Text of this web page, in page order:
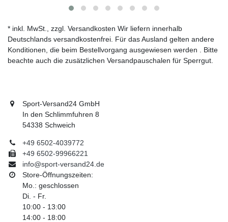
* inkl. MwSt., zzgl. Versandkosten Wir liefern innerhalb
Deutschlands versandkostenfrei. Für das Ausland gelten andere
Konditionen, die beim Bestellvorgang ausgewiesen werden . Bitte
beachte auch die zusätzlichen Versandpauschalen für Sperrgut.
Sport-Versand24 GmbH
In den Schlimmfuhren 8
54338 Schweich
+49 6502-4039772
+49 6502-99966221
info@sport-versand24.de
Store-Öffnungszeiten:
Mo.: geschlossen
Di. - Fr.
10:00 - 13:00
14:00 - 18:00